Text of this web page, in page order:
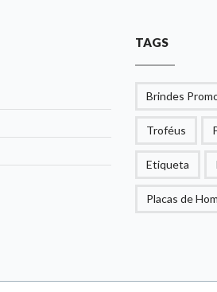
TAGS
Brindes
Troféus
Etiqueta
Placas de